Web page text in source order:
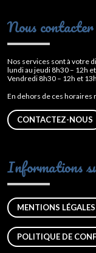
Nous contacter
Nos services sont à votre
lundi au jeudi 8h30 – 12h
Vendredi 8h30 – 12h et
En dehors de ces horaires
CONTACTEZ-NOUS
Informations
MENTIONS LÉGALES
POLITIQUE DE